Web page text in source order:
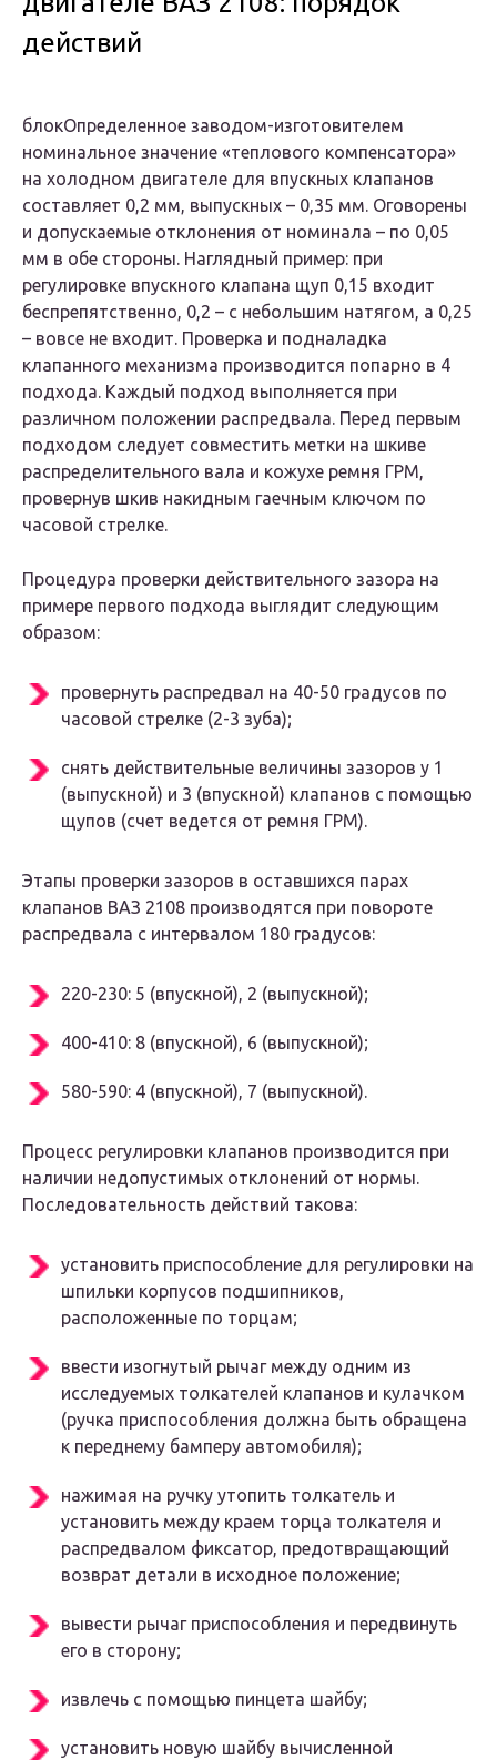
действий
блокОпределенное заводом-изготовителем
номинальное значение «теплового компенсатора»
на холодном двигателе для впускных клапанов
составляет 0,2 мм, выпускных – 0,35 мм. Оговорены
и допускаемые отклонения от номинала – по 0,05
мм в обе стороны. Наглядный пример: при
регулировке впускного клапана щуп 0,15 входит
беспрепятственно, 0,2 – с небольшим натягом, а 0,25
– вовсе не входит. Проверка и подналадка
клапанного механизма производится попарно в 4
подхода. Каждый подход выполняется при
различном положении распредвала. Перед первым
подходом следует совместить метки на шкиве
распределительного вала и кожухе ремня ГРМ,
провернув шкив накидным гаечным ключом по
часовой стрелке.
Процедура проверки действительного зазора на
примере первого подхода выглядит следующим
образом:
провернуть распредвал на 40-50 градусов по
часовой стрелке (2-3 зуба);
снять действительные величины зазоров у 1
(выпускной) и 3 (впускной) клапанов с помощью
щупов (счет ведется от ремня ГРМ).
Этапы проверки зазоров в оставшихся парах
клапанов ВАЗ 2108 производятся при повороте
распредвала с интервалом 180 градусов:
220-230: 5 (впускной), 2 (выпускной);
400-410: 8 (впускной), 6 (выпускной);
580-590: 4 (впускной), 7 (выпускной).
Процесс регулировки клапанов производится при
наличии недопустимых отклонений от нормы.
Последовательность действий такова:
установить приспособление для регулировки на
шпильки корпусов подшипников,
расположенные по торцам;
ввести изогнутый рычаг между одним из
исследуемых толкателей клапанов и кулачком
(ручка приспособления должна быть обращена
к переднему бамперу автомобиля);
нажимая на ручку утопить толкатель и
установить между краем торца толкателя и
распредвалом фиксатор, предотвращающий
возврат детали в исходное положение;
вывести рычаг приспособления и передвинуть
его в сторону;
извлечь с помощью пинцета шайбу;
установить новую шайбу вычисленной